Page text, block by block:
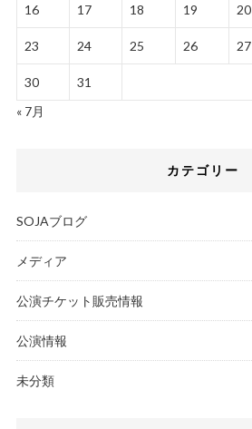
16 17 18 19 20
23 24 25 26 27
30
31
« 7月
カテゴリー
SOJAブログ
メディア
公演チケット販売情報
公演情報
未分類